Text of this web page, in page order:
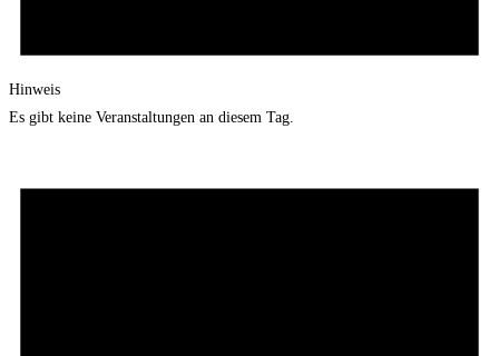
Hinweis
Es gibt keine Veranstaltungen an diesem Tag.